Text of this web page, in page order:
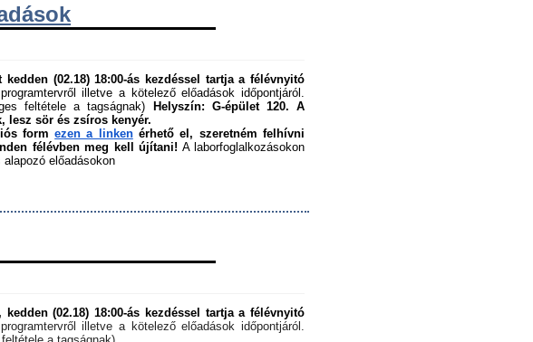
(02.18) 18:00-ás kezdéssel tartja a félévnyitó
illetve a kötelező előadások időpontjáról.
feltétele a tagságnak) Helyszín: G-épület 120.
A
lesz sör és zsíros kenyér.
form ezen a linken érhető el, szeretném felhívni
félévben meg kell újítani! A laborfoglalkozásokon
előadásokon
(02.18) 18:00-ás kezdéssel tartja a félévnyitó
illetve a kötelező előadások időpontjáról.
a tagságnak)